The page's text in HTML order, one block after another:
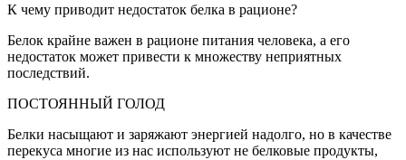
К чему приводит недостаток белка в рационе?
Белок крайне важен в рационе питания человека, а его
недостаток может привести к множеству неприятных
последствий.
ПОСТОЯННЫЙ ГОЛОД
Белки насыщают и заряжают энергией надолго, но в качестве
перекуса многие из нас используют не белковые продукты,